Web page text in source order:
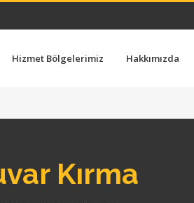
Hizmet Bölgelerimiz Hakkımızda
Kırma